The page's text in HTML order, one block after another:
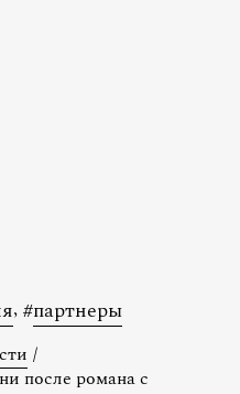
, #партнеры
/
после романа с